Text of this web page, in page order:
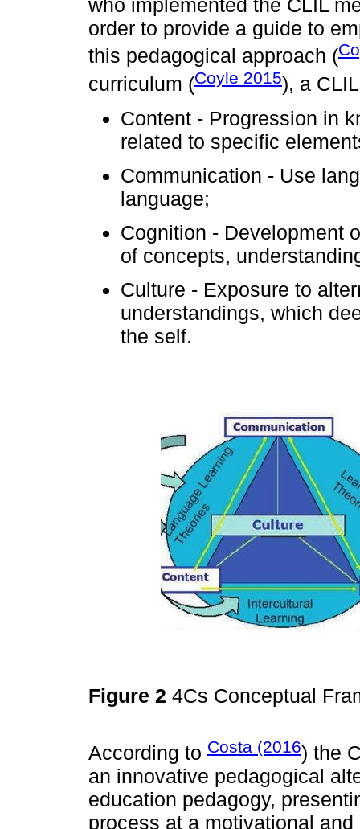
who implemented the CLIL
order to provide a guide to
this pedagogical approach (
curriculum (Coyle 2015), a
Content - Progression in
related to specific
Communication - Use
language;
Cognition - Development
of concepts,
Culture - Exposure to
understandings, which
the self.
Figure 2 4Cs Conceptual
According to Costa (2016) the
an innovative pedagogical
education pedagogy,
process at a motivational